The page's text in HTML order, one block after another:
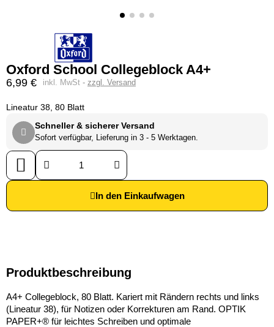
Oxford School Collegeblock A4+
6,99 € inkl. MwSt zzgl. Versand
Lineatur 38, 80 Blatt
Schneller & sicherer Versand
Sofort verfügbar, Lieferung in 3 - 5 Werktagen.
In den Einkaufwagen
Produktbeschreibung
A4+ Collegeblock, 80 Blatt. Kariert mit Rändern rechts und links
(Lineatur 38), für Notizen oder Korrekturen am Rand. OPTIK
PAPER+® für leichtes Schreiben und optimale